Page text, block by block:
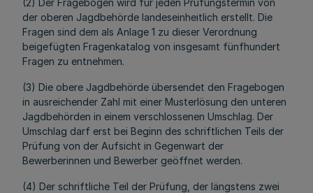
(2) Der Fragebogen wird für jeden Prüfungstermin von
der oberen Jagdbehörde landeseinheitlich erstellt. Die
Fragen sind dem als Anlage 1 zu dieser Verordnung
beigefügten Fragenkatalog von insgesamt fünfhundert
Fragen zu entnehmen.
(3) Die obere Jagdbehörde übersendet den Fragebogen
in ausreichender Zahl mit einer Musterlösung den unteren
Jagdbehörden in einem verschlossenen Umschlag. Der
Umschlag darf erst bei Beginn des schriftlichen Teils der
Prüfung von der Aufsicht in Gegenwart der
Bewerberinnen und Bewerber geöffnet werden.
(4) Der schriftliche Teil der Prüfung, der längstens zwei